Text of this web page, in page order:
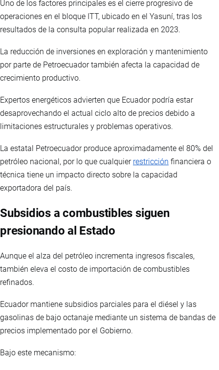
Uno de los factores principales es el cierre progresivo de
operaciones en el bloque ITT, ubicado en el Yasuní, tras los
resultados de la consulta popular realizada en 2023.
La reducción de inversiones en exploración y mantenimiento
por parte de Petroecuador también afecta la capacidad de
crecimiento productivo.
Expertos energéticos advierten que Ecuador podría estar
desaprovechando el actual ciclo alto de precios debido a
limitaciones estructurales y problemas operativos.
La estatal Petroecuador produce aproximadamente el 80% del
petróleo nacional, por lo que cualquier restricción financiera o
técnica tiene un impacto directo sobre la capacidad
exportadora del país.
Subsidios a combustibles siguen
presionando al Estado
Aunque el alza del petróleo incrementa ingresos fiscales,
también eleva el costo de importación de combustibles
refinados.
Ecuador mantiene subsidios parciales para el diésel y las
gasolinas de bajo octanaje mediante un sistema de bandas de
precios implementado por el Gobierno.
Bajo este mecanismo: